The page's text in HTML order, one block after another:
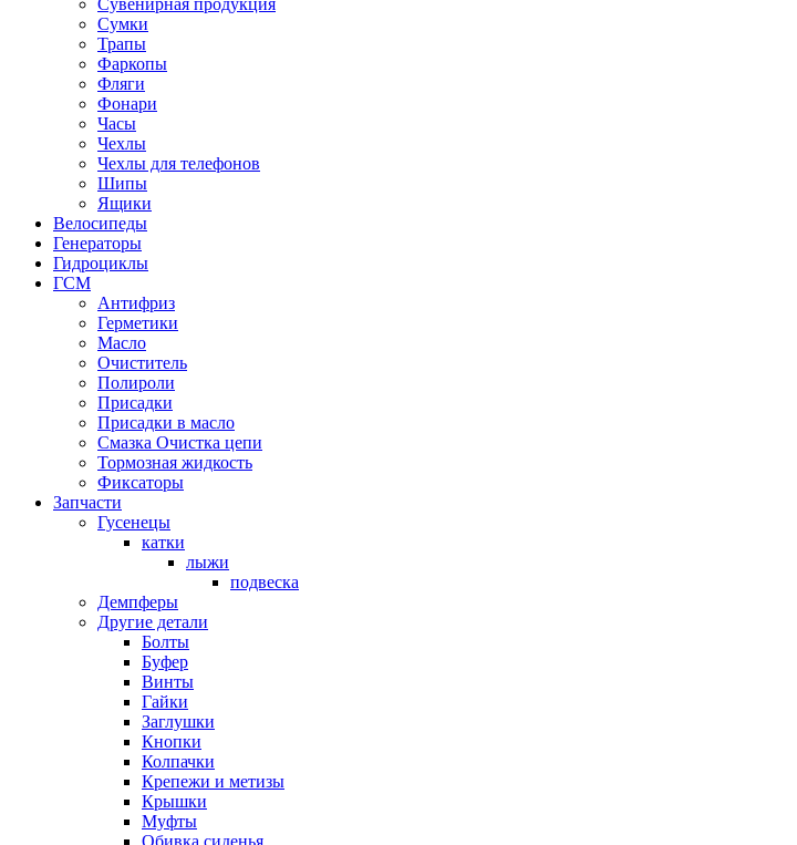
Сувенирная продукция
Сумки
Трапы
Фаркопы
Фляги
Фонари
Часы
Чехлы
Чехлы для телефонов
Шипы
Ящики
Велосипеды
Генераторы
Гидроциклы
ГСМ
Антифриз
Герметики
Масло
Очиститель
Полироли
Присадки
Присадки в масло
Смазка Очистка цепи
Тормозная жидкость
Фиксаторы
Запчасти
Гусенецы
катки
лыжи
подвеска
Демпферы
Другие детали
Болты
Буфер
Винты
Гайки
Заглушки
Кнопки
Колпачки
Крепежи и метизы
Крышки
Муфты
Обивка сиденья